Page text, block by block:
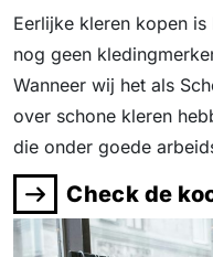
Eerlijke kleren kopen
nog geen
Wanneer wij het als
over schone kleren
die onder goede
Check de